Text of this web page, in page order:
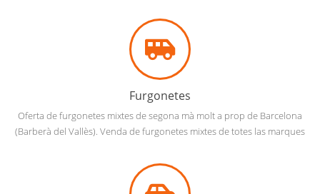
Furgonetes
Oferta de furgonetes mixtes de segona mà molt a prop de Barcelona
(Barberà del Vallès). Venda de furgonetes mixtes de totes las marques